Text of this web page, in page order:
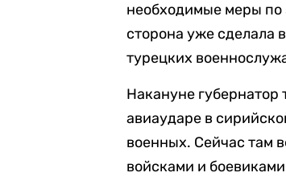
необходимые меры по
сторона уже сделала
турецких
Накануне губернатор
авиаударе в
военных. Сейчас там
войсками и